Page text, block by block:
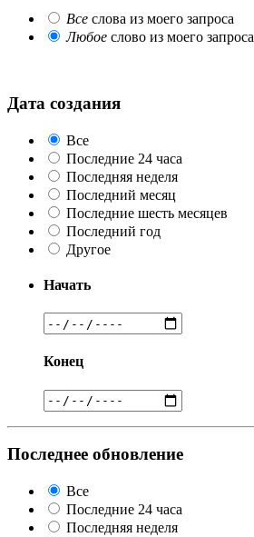
Все слова из моего запроса
Любое слово из моего запроса
Дата создания
Все
Последние 24 часа
Последняя неделя
Последний месяц
Последние шесть месяцев
Последний год
Другое
Начать
Конец
Последнее обновление
Все
Последние 24 часа
Последняя неделя